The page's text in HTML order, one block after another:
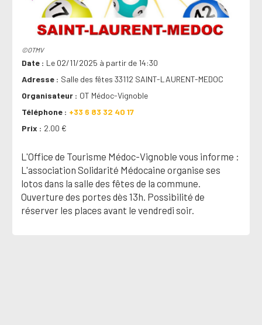
©OTMV
Date
Le 02/11/2025 à partir de 14:30
Adresse
Salle des fêtes 33112 SAINT-LAURENT-MEDOC
Organisateur
OT Médoc-Vignoble
Téléphone
+33 6 83 32 40 17
Prix
2.00 €
L'Office de Tourisme Médoc-Vignoble vous informe :
L'association Solidarité Médocaine organise ses
lotos dans la salle des fêtes de la commune.
Ouverture des portes dès 13h. Possibilité de
réserver les places avant le vendredi soir.